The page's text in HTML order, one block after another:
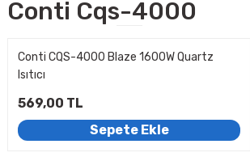
Conti Cqs-4000
Conti CQS-4000 Blaze 1600W Quartz
Isıtıcı
569,00 TL
Sepete Ekle